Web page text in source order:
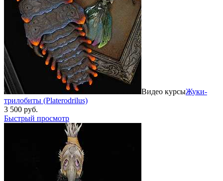
Видео курсыЖуки-
трилобиты (Platerodrilus)
3 500 руб.
Быстрый просмотр